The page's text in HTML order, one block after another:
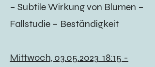
– Subtile Wirkung von Blumen –
Fallstudie – Beständigkeit
Mittwoch, 03.05.2023 18:15 -